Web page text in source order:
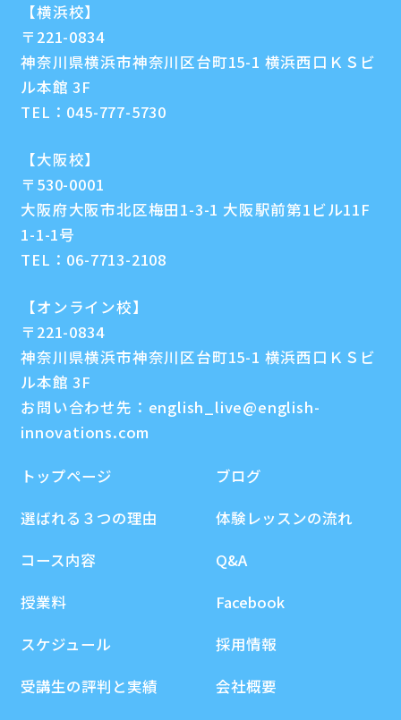
【横浜校】
〒221-0834
神奈川県横浜市神奈川区台町15-1 横浜西口ＫＳビ
ル本館 3F
TEL： 045-777-5730
【大阪校】
〒530-0001
大阪府大阪市北区梅田1-3-1 大阪駅前第1ビル11F
1-1-1号
TEL： 06-7713-2108
【オンライン校】
〒221-0834
神奈川県横浜市神奈川区台町15-1 横浜西口ＫＳビ
ル本館 3F
お問い合わせ先： english_live@english-
innovations.com
トップページ
選ばれる３つの理由
コース内容
授業料
スケジュール
受講生の評判と実績
ブログ
体験レッスンの流れ
Q&A
Facebook
採用情報
会社概要